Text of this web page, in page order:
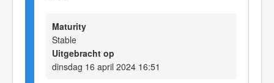
Maturity
Stable
Uitgebracht op
dinsdag 16 april 2024 16:51